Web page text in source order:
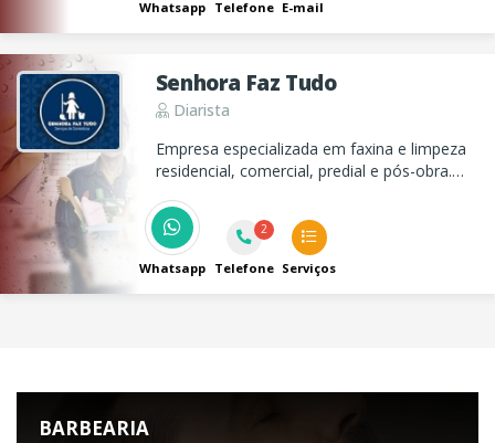
Whatsapp Telefone E-mail
Senhora Faz Tudo
Diarista
Empresa especializada em faxina e limpeza
residencial, comercial, predial e pós-obra.
passadeiras. Mensalistas para empresas e
condomínios
Whatsapp
2
Telefone Serviços
BARBEARIA